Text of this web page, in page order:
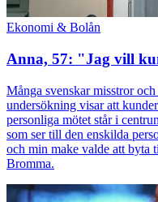
Ekonomi & Bolån
Anna, 57: "Jag vill
Många svenskar misstror
undersökning visar att
personliga mötet står i
som ser till den enskilda
och min make valde att byta
Bromma.